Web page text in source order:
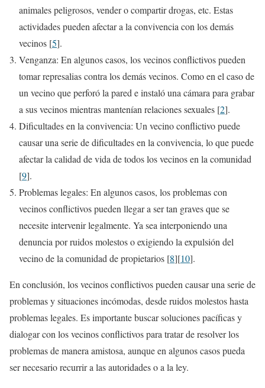
animales peligrosos, vender o compartir drogas, etc. Estas
actividades pueden afectar a la convivencia con los demás
vecinos [5].
Venganza: En algunos casos, los vecinos conflictivos pueden
tomar represalias contra los demás vecinos. Como en el caso de
un vecino que perforó la pared e instaló una cámara para grabar
a sus vecinos mientras mantenían relaciones sexuales [2].
Dificultades en la convivencia: Un vecino conflictivo puede
causar una serie de dificultades en la convivencia, lo que puede
afectar la calidad de vida de todos los vecinos en la comunidad
[9].
Problemas legales: En algunos casos, los problemas con
vecinos conflictivos pueden llegar a ser tan graves que se
necesite intervenir legalmente. Ya sea interponiendo una
denuncia por ruidos molestos o exigiendo la expulsión del
vecino de la comunidad de propietarios [8][10].
En conclusión, los vecinos conflictivos pueden causar una serie de
problemas y situaciones incómodas, desde ruidos molestos hasta
problemas legales. Es importante buscar soluciones pacíficas y
dialogar con los vecinos conflictivos para tratar de resolver los
problemas de manera amistosa, aunque en algunos casos pueda
ser necesario recurrir a las autoridades o a la ley.